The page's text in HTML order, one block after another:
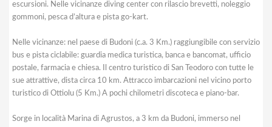
escursioni. Nelle vicinanze diving center con rilascio brevetti, noleggio
gommoni, pesca d’altura e pista go-kart.
Nelle vicinanze: nel paese di Budoni (c.a. 3 Km.) raggiungibile con servizio
bus e pista ciclabile: guardia medica turistica, banca e bancomat, ufficio
postale, farmacia e chiesa. Il centro turistico di San Teodoro con tutte le
sue attrattive, dista circa 10 km. Attracco imbarcazioni nel vicino porto
turistico di Ottiolu (5 Km.) A pochi chilometri discoteca e piano-bar.
Sorge in località Marina di Agrustos, a 3 km da Budoni, immerso nel